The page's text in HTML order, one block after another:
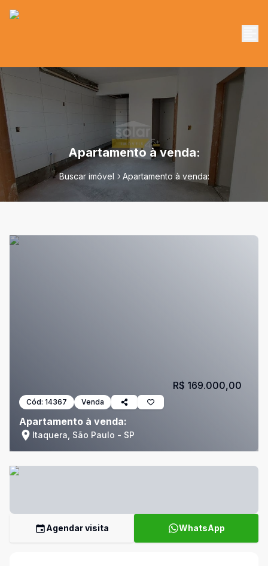
Apartamento à venda:
Buscar imóvel Apartamento à venda:
Cód: 14367 Venda
Apartamento à venda:
Itaquera, São Paulo - SP
R$ 169.000,00
Agendar visita WhatsApp